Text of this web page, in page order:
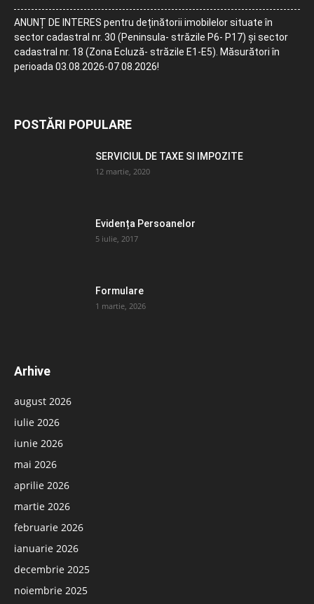
ANUNȚ DE INTERES pentru deținătorii imobilelor situate în
sector cadastral nr. 30 (Peninsula- străzile P6- P17) și sector
cadastral nr. 18 (Zona Ecluză- străzile E1-E5). Măsurători în
perioada 03.08.2026-07.08.2026!
POSTĂRI POPULARE
SERVICIUL DE TAXE SI IMPOZITE
12 martie, 2020
Evidența Persoanelor
5 iulie, 2017
Formulare
1 martie, 2026
Arhive
august 2026
iulie 2026
iunie 2026
mai 2026
aprilie 2026
martie 2026
februarie 2026
ianuarie 2026
decembrie 2025
noiembrie 2025